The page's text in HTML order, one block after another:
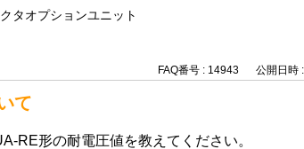
タオプションユニット
FAQ番号 : 14943 公開日時
て
RE形の耐電圧値を教えてください。